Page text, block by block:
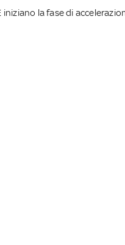
iniziano la fase di